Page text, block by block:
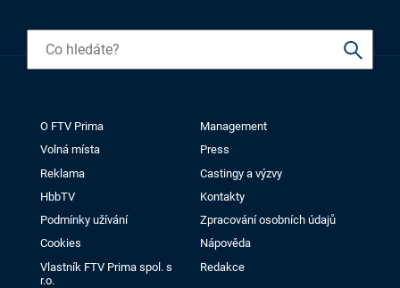
O FTV Prima
Management
Volná místa
Press
Reklama
Castingy a výzvy
HbbTV
Kontakty
Podmínky užívání
Zpracování osobních údajů
Cookies
Nápověda
Vlastník FTV Prima spol. s
r.o.
Redakce